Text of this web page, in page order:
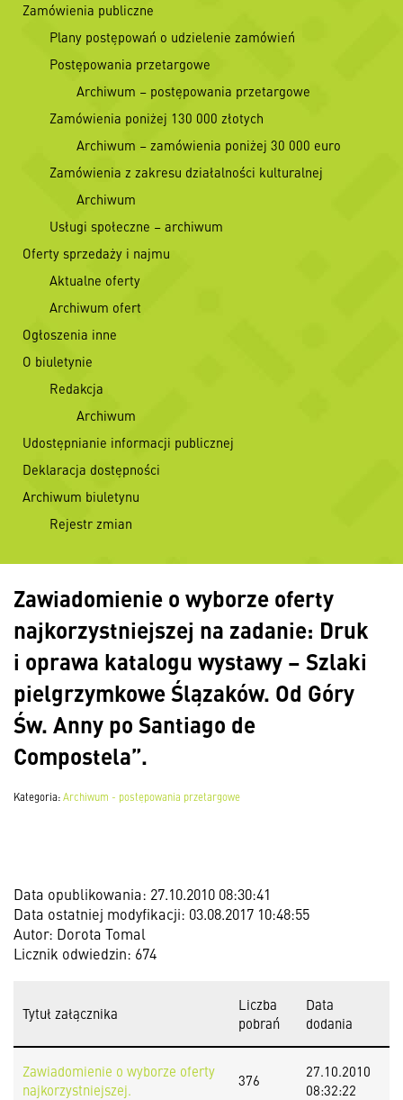
Zamówienia publiczne
Plany postępowań o udzielenie zamówień
Postępowania przetargowe
Archiwum – postępowania przetargowe
Zamówienia poniżej 130 000 złotych
Archiwum – zamówienia poniżej 30 000 euro
Zamówienia z zakresu działalności kulturalnej
Archiwum
Usługi społeczne – archiwum
Oferty sprzedaży i najmu
Aktualne oferty
Archiwum ofert
Ogłoszenia inne
O biuletynie
Redakcja
Archiwum
Udostępnianie informacji publicznej
Deklaracja dostępności
Archiwum biuletynu
Rejestr zmian
Zawiadomienie o wyborze oferty
najkorzystniejszej na zadanie: Druk
i oprawa katalogu wystawy – Szlaki
pielgrzymkowe Ślązaków. Od Góry
Św. Anny po Santiago de
Compostela”.
Kategoria:Archiwum - postępowania przetargowe
Data opublikowania: 27.10.2010 08:30:41
Data ostatniej modyfikacji: 03.08.2017 10:48:55
Autor: Dorota Tomal
Licznik odwiedzin: 674
Tytuł załącznika
Liczba
pobrań
Data
dodania
Zawiadomienie o wyborze oferty
najkorzystniejszej.
376
27.10.2010
08:32:22